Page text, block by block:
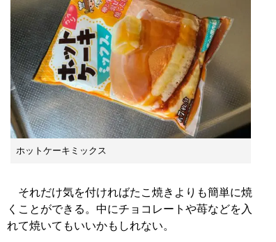
ホットケーキミックス
それだけ気を付ければたこ焼きよりも簡単に焼
くことができる。中にチョコレートや苺などを入
れて焼いてもいいかもしれない。